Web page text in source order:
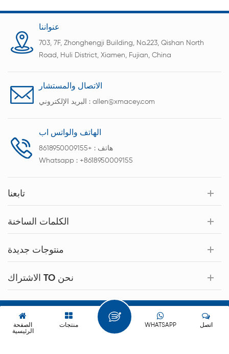
عنواننا
703, 7F, Zhonghengji Building, No.223, Qishan North
Road, Huli District, Xiamen, Fujian, China
الاتصال والمستشار
البريد الإلكتروني : allen@xmacey.com
الهاتف والواتس اب
هاتف : +8618950009155
Whatsapp : +8618950009155
تابعنا
الكلمات الساخنة
منتوجات جديدة
الاشتراك TO نحن
حقوق النشر © 2026 Xiamen Acey New Energy Technology Co.,Ltd.
كل الحقوق محفوظة.
الصفحة
الرئيسية
منتجات اتصل WHATSAPP